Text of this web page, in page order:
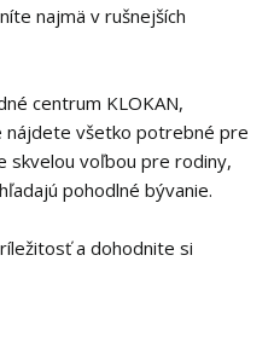
najmä v rušnejších
centrum KLOKAN,
nájdete všetko potrebné pre
skvelou voľbou pre rodiny,
pohodlné bývanie.
a dohodnite si